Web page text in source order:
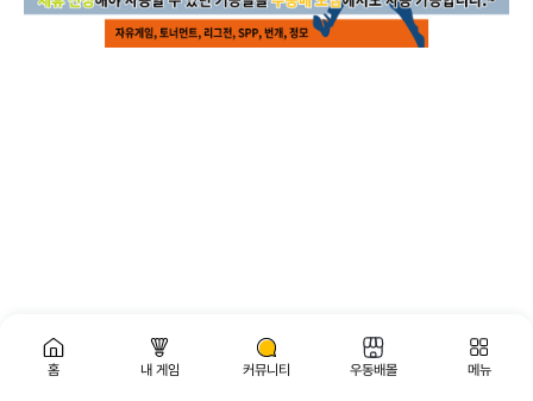
홈 내 게임 커뮤니티 우동배몰 메뉴